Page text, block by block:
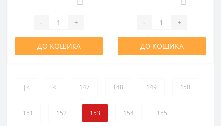
- +
ДО КОШИКА
- +
ДО КОШИКА
|< < 147 148 149 150
151 152 153 154 155